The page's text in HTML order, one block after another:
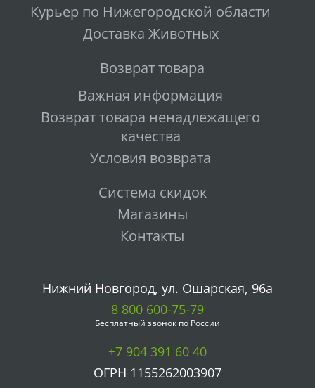
Курьер по Нижегородской области
Доставка Животных
Возврат товара
Важная информация
Возврат товара ненадлежащего
качества
Условия возврата
Система скидок
Магазины
Контакты
Нижний Новгород, ул. Ошарская, 96а
8 800 600-75-79
Бесплатный звонок по России
+7 904 391 60 40
ОГРН 1155262003907